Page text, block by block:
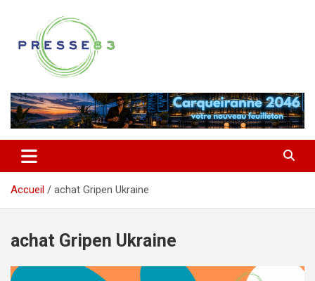
contenu
Presse 83
Accueil achat Gripen Ukraine
achat Gripen Ukraine